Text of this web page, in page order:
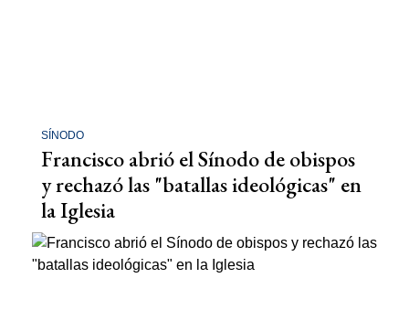
SÍNODO
Francisco abrió el Sínodo de obispos
y rechazó las "batallas ideológicas" en
la Iglesia